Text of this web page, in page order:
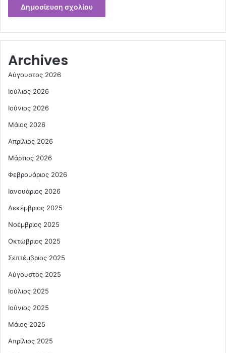
Archives
Αύγουστος 2026
Ιούλιος 2026
Ιούνιος 2026
Μάιος 2026
Απρίλιος 2026
Μάρτιος 2026
Φεβρουάριος 2026
Ιανουάριος 2026
Δεκέμβριος 2025
Νοέμβριος 2025
Οκτώβριος 2025
Σεπτέμβριος 2025
Αύγουστος 2025
Ιούλιος 2025
Ιούνιος 2025
Μάιος 2025
Απρίλιος 2025